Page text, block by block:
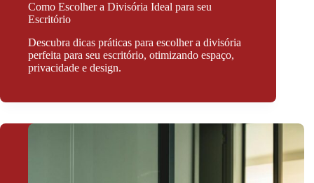
Como Escolher a Divisória Ideal para seu
Escritório
Descubra dicas práticas para escolher a divisória
perfeita para seu escritório, otimizando espaço,
privacidade e design.